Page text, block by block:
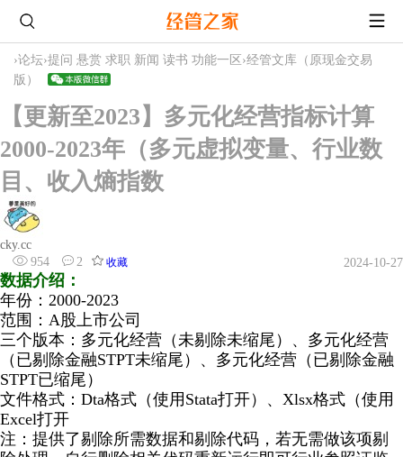
›论坛›提问 悬赏 求职 新闻 读书 功能一区 ›经管文库（原现金交易
版）
【更新至2023】多元化经营指标计算
2000-2023年（多元虚拟变量、行业数
目、收入熵指数
cky.cc
954
2 收藏 2024-10-27
数据介绍：
年份：2000-2023
范围：A股上市公司
三个版本：多元化经营（未剔除未缩尾）、多元化经营
（已剔除金融STPT未缩尾）、多元化经营（已剔除金融
STPT已缩尾）
文件格式：Dta格式（使用Stata打开）、Xlsx格式（使用
Excel打开
注：提供了剔除所需数据和剔除代码，若无需做该项剔